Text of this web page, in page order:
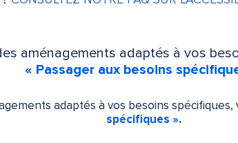
aménagements adaptés à vos
« Passager aux besoins
adaptés à vos besoins spécifiques,
spécifiques ».